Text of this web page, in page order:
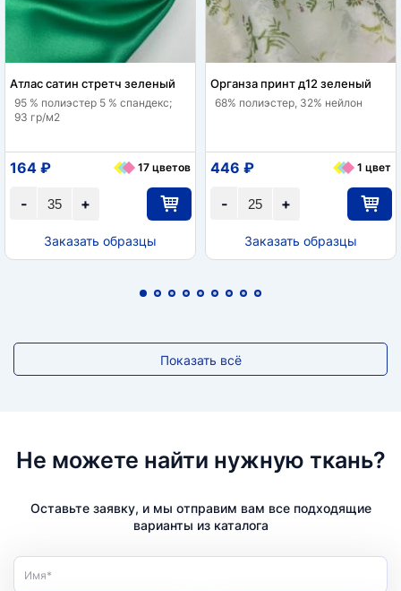
Атлас сатин стретч зеленый
95 % полиэстер 5 % спандекс;
93 гр/м2
+
-
164 ₽ 17 цветов
Заказать образцы
Органза принт д12 зеленый
68% полиэстер, 32% нейлон
+
-
446 ₽ 1 цвет
Заказать образцы
Показать всё
Не можете найти нужную ткань?
Оставьте заявку, и мы отправим вам все подходящие
варианты из каталога
Имя*